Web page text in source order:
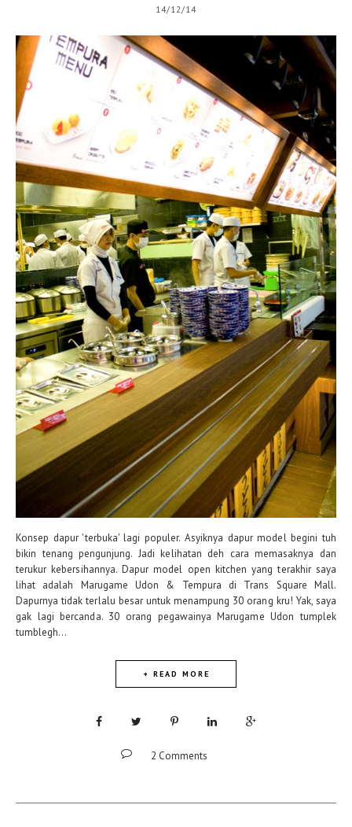
14/12/14
Konsep dapur 'terbuka' lagi populer. Asyiknya dapur model begini tuh
bikin tenang pengunjung. Jadi kelihatan deh cara memasaknya dan
terukur kebersihannya. Dapur model open kitchen yang terakhir saya
lihat adalah Marugame Udon & Tempura di Trans Square Mall.
Dapurnya tidak terlalu besar untuk menampung 30 orang kru! Yak, saya
gak lagi bercanda. 30 orang pegawainya Marugame Udon tumplek
tumblegh...
+ READ MORE
2 Comments